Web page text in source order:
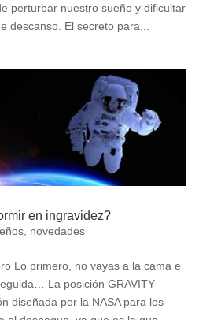
perturbar nuestro sueño y dificultar
descanso. El secreto para...
en ingravidez?
, novedades
Lo primero, no vayas a la cama e
La posición GRAVITY-
diseñada por la NASA para los